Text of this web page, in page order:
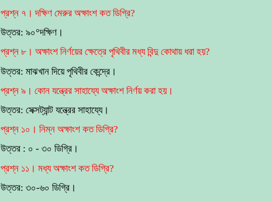
প্রশ্ন ৭। দক্ষিণ মেরুর অক্ষাংশ কত ডিগ্রি?
উত্তর: ৯০°দক্ষিণ।
প্রশ্ন ৮। অক্ষাংশ নির্ণয়ের ক্ষেত্রে পৃথিবীর মধ্য বিন্দু কোথায় ধরা হয়?
উত্তর: মাঝখান দিয়ে পৃথিবীর কেন্দ্রে।
প্রশ্ন ৯। কোন যন্ত্রের সাহায্যে অক্ষাংশ নির্ণয় করা হয়।
উত্তর: সেক্সট্যান্ট যন্ত্রের সাহায্যে।
প্রশ্ন ১০। নিম্ন অক্ষাংশ কত ডিগ্রি?
উত্তর : ০ - ৩০ ডিগ্রি।
প্রশ্ন ১১। মধ্য অক্ষাংশ কত ডিগ্রি?
উত্তর: ৩০-৬০ ডিগ্রি।